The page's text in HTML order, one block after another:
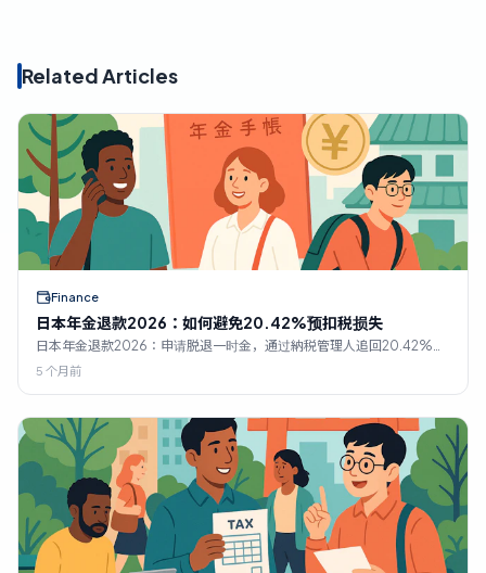
Related Articles
Finance
日本年金退款2026：如何避免20.42%预扣税损失
日本年金退款2026：申请脱退一时金，通过納税管理人追回20.42%的
预扣税，避免错过2年截止日期，权衡互惠协定利弊。
5 个月前